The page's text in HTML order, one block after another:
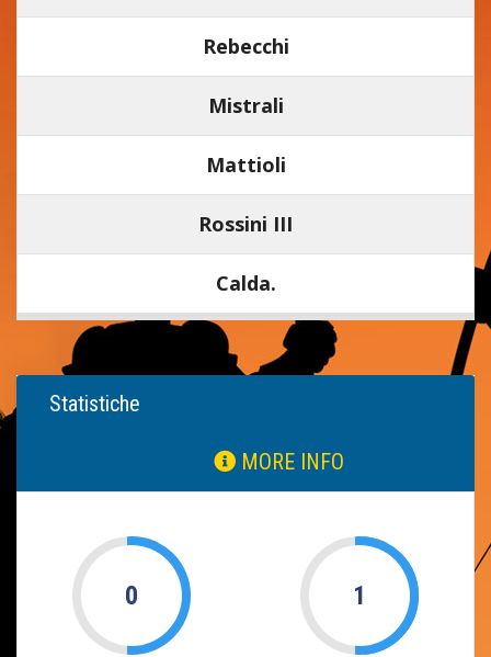
Rebecchi
Mistrali
Mattioli
Rossini III
Calda.
Statistiche
MORE INFO
0 1